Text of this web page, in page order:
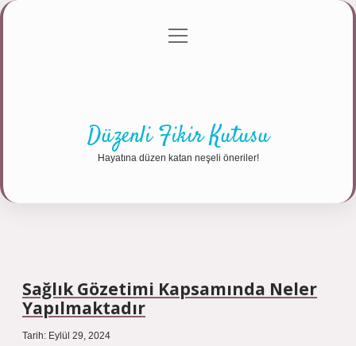
Gizlilik Politikası
menüyü
Düzenli Fikir Kutusu
Hayatına düzen katan neşeli öneriler!
Sağlık Gözetimi Kapsamında Neler
Yapılmaktadır
Tarih: Eylül 29, 2024